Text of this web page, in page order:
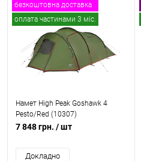
безкоштовна доставка
оплата частинами 3 міс.
Намет High Peak Goshawk 4
Pesto/Red (10307)
7 848 грн. / шт
Докладно